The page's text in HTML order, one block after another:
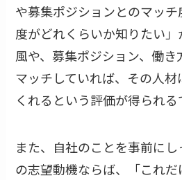
や募集ポジションとのマッ
度がどれくらいか知りたい
風や、募集ポジション、働
マッチしていれば、その人
くれるという評価が得られる
また、自社のことを事前に
の志望動機ならば、「これ